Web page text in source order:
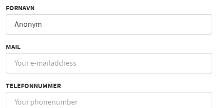
FORNAVN
MAIL
TELEFONNUMMER